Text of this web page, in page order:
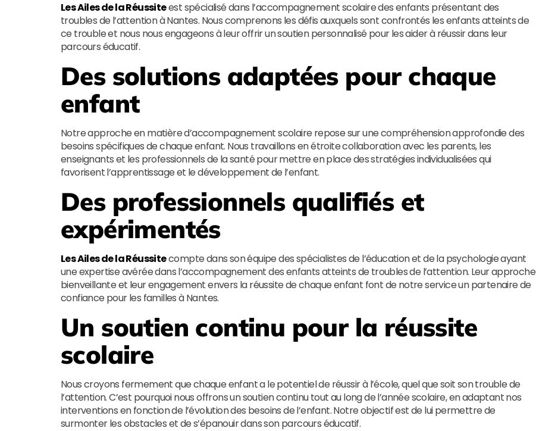
Les Ailes de la Réussiteest spécialisé dans l’accompagnement scolaire des enfants présentant des
troubles de l’attention à Nantes. Nous comprenons les défis auxquels sont confrontés les enfants atteints de
ce trouble et nous nous engageons à leur offrir un soutien personnalisé pour les aider à réussir dans leur
parcours éducatif.
Des solutions adaptées pour chaque
enfant
Notre approche en matière d’accompagnement scolaire repose sur une compréhension approfondie des
besoins spécifiques de chaque enfant. Nous travaillons en étroite collaboration avec les parents, les
enseignants et les professionnels de la santé pour mettre en place des stratégies individualisées qui
favorisent l’apprentissage et le développement de l’enfant.
Des professionnels qualifiés et
expérimentés
Les Ailes de la Réussitecompte dans son équipe des spécialistes de l’éducation et de la psychologie ayant
une expertise avérée dans l’accompagnement des enfants atteints de troubles de l’attention. Leur approche
bienveillante et leur engagement envers la réussite de chaque enfant font de notre service un partenaire de
confiance pour les familles à Nantes.
Un soutien continu pour la réussite
scolaire
Nous croyons fermement que chaque enfant a le potentiel de réussir à l’école, quel que soit son trouble de
l’attention. C’est pourquoi nous offrons un soutien continu tout au long de l’année scolaire, en adaptant nos
interventions en fonction de l’évolution des besoins de l’enfant. Notre objectif est de lui permettre de
surmonter les obstacles et de s’épanouir dans son parcours éducatif.